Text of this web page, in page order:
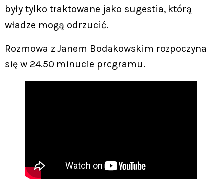
były tylko traktowane jako sugestia, którą
władze mogą odrzucić.
Rozmowa z Janem Bodakowskim rozpoczyna
się w 24.50 minucie programu.